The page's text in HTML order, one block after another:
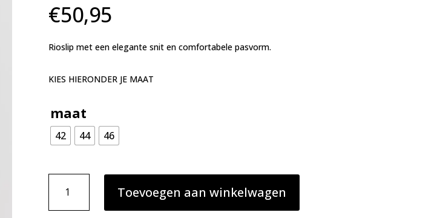
€50,95
Rioslip met een elegante snit en comfortabele pasvorm.
KIES HIERONDER JE MAAT
maat
42 44 46
Marie
Lizelot
Toevoegen aan winkelwagen